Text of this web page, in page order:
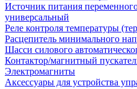
Источник питания
универсальный
Реле контроля температуры
Расцепитель минимального
Шасси силового
Контактор/магнитный
Электромагниты
Аксессуары для устройства